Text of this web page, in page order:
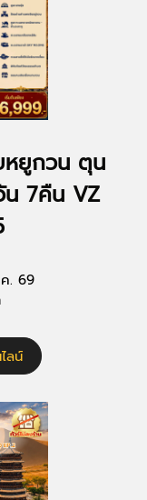
หยูกวน ตุน
น 7คืน VZ
. 69
ลน์